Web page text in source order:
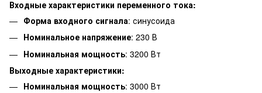
Входные характеристики переменного тока:
Форма входного сигнала: синусоида
Номинальное напряжение: 230 В
Номинальная мощность: 3200 Вт
Выходные характеристики:
Номинальная мощность: 3000 Вт